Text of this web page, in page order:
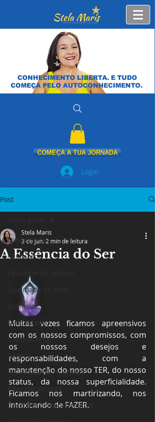
CONHECIMENTO LIBERTA. E TUDO
COMEÇA PELO AUTOCONHECIMENTO.
COMEÇA A TUA JORNADA
Login
Post
Todos posts
Educação
Qualidade de Vida
Essência
Diversidade
Life Coaching
Gênero
PLURALIDADE HUMANA
Empoderamento
Coaching Comportamental
A Essência do Ser
Stela Maris
3 de jan. 2 min de leitura
Muitas vezes ficamos apreensivos
com os nossos compromissos, com
os nossos desejos e
responsabilidades, com a
manutenção do nosso TER, do nosso
status, da nossa superficialidade.
Ficamos nos martirizando, nos
intoxicando de FAZER.